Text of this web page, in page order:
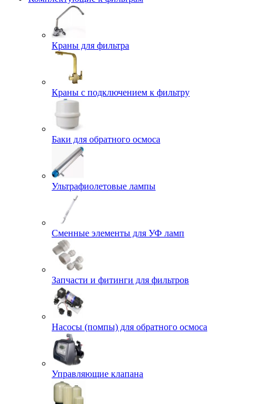
Краны для фильтра
Краны с подключением к фильтру
Баки для обратного осмоса
Ультрафиолетовые лампы
Сменные элементы для УФ ламп
Запчасти и фитинги для фильтров
Насосы (помпы) для обратного осмоса
Управляющие клапана